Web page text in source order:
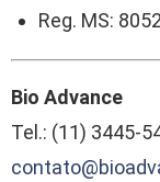
Reg. MS:
Bio Advance
Tel.: (11) 3445-